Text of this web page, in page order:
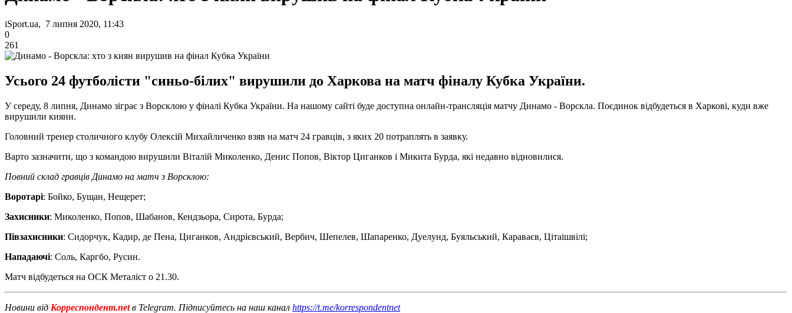
iSport.ua, 7 липня 2020, 11:43
0
261
Усього 24 футболісти "синьо-білих" вирушили до Харкова на матч фіналу Кубка України.
У середу, 8 липня, Динамо зіграє з Ворсклою у фіналі Кубка України. На нашому сайті буде доступна онлайн-трансляція матчу Динамо - Ворскла. Поєдинок відбудеться в Харкові, куди вже
вирушили кияни.
Головний тренер столичного клубу Олексій Михайличенко взяв на матч 24 гравців, з яких 20 потраплять в заявку.
Варто зазначити, що з командою вирушили Віталій Миколенко, Денис Попов, Віктор Циганков і Микита Бурда, які недавно відновилися.
Повний склад гравців Динамо на матч з Ворсклою:
Воротарі: Бойко, Бущан, Нещерет;
Захисники: Миколенко, Попов, Шабанов, Кендзьора, Сирота, Бурда;
Півзахисники: Сидорчук, Кадир, де Пена, Циганков, Андрієвський, Вербич, Шепелев, Шапаренко, Дуелунд, Буяльський, Караваєв, Цітаішвілі;
Нападаючі: Соль, Каргбо, Русин.
Матч відбудеться на ОСК Металіст о 21.30.
Новини від Корреспондент.netв Telegram. Підписуйтесь на наш канал https://t.me/korrespondentnet